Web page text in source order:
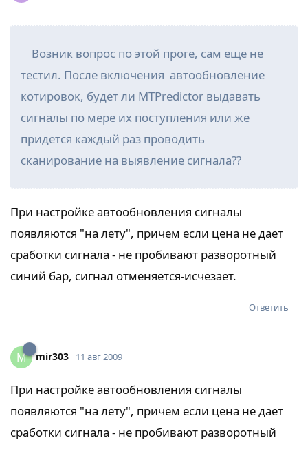
Возник вопрос по этой проге, сам еще не
тестил. После включения автообновление
котировок, будет ли MTPredictor выдавать
сигналы по мере их поступления или же
придется каждый раз проводить
сканирование на выявление сигнала??
При настройке автообновления сигналы
появляются "на лету", причем если цена не дает
сработки сигнала - не пробивают разворотный
синий бар, сигнал отменяется-исчезает.
Ответить
M mir303 11 авг 2009
При настройке автообновления сигналы
появляются "на лету", причем если цена не дает
сработки сигнала - не пробивают разворотный